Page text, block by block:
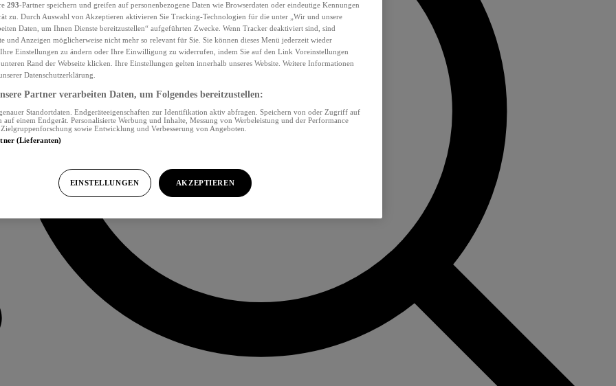
293-Partner speichern und greifen auf personenbezogene Daten wie Browserdaten oder eindeutige Kennungen
zu. Durch Auswahl von Akzeptieren aktivieren Sie Tracking-Technologien für die unter „Wir und unsere
Daten, um Ihnen Dienste bereitzustellen“ aufgeführten Zwecke. Wenn Tracker deaktiviert sind, sind
und Anzeigen möglicherweise nicht mehr so relevant für Sie. Sie können dieses Menü jederzeit wieder
Einstellungen zu ändern oder Ihre Einwilligung zu widerrufen, indem Sie auf den Link Voreinstellungen
Rand der Webseite klicken. Ihre Einstellungen gelten innerhalb unseres Website. Weitere Informationen
Datenschutzerklärung.
Partner verarbeiten Daten, um Folgendes bereitzustellen:
Standortdaten. Endgeräteeigenschaften zur Identifikation aktiv abfragen. Speichern von oder Zugriff auf
einem Endgerät. Personalisierte Werbung und Inhalte, Messung von Werbeleistung und der Performance
sowie Entwicklung und Verbesserung von Angeboten.
(Lieferanten)
EINSTELLUNGEN AKZEPTIEREN